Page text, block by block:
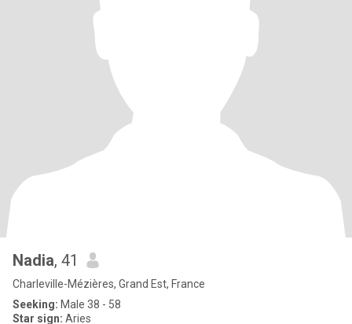
Nadia, 41
Charleville-Mézières, Grand Est, France
Seeking: Male 38 - 58
Star sign: Aries